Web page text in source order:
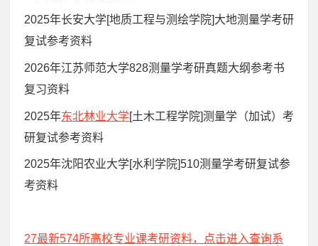
2025年长安大学[地质工程与测绘学院]大地测量学考研
复试参考资料
2026年江苏师范大学828测量学考研真题大纲参考书
复习资料
2025年东北林业大学[土木工程学院]测量学（加试）考
研复试参考资料
2025年沈阳农业大学[水利学院]510测量学考研复试参
考资料
27最新574所高校专业课考研资料，点击进入查询系